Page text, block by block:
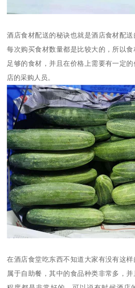
酒店食材配送的秘诀也就是酒店食材配
每次购买食材数量都是比较大的，所以
足够的食材，并且在价格上需要有一定
店的采购人员。
在酒店食堂吃东西不知道大家有没有这
属于自助餐，其中的食品种类非常多，